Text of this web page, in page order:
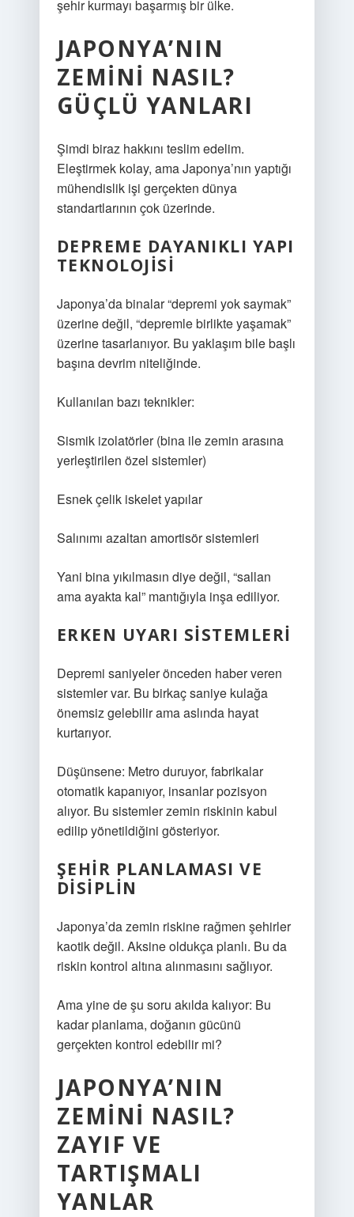
şehir kurmayı başarmış bir ülke.
JAPONYA’NIN
ZEMINI NASIL?
GÜÇLÜ YANLARI
Şimdi biraz hakkını teslim edelim.
Eleştirmek kolay, ama Japonya’nın yaptığı
mühendislik işi gerçekten dünya
standartlarının çok üzerinde.
DEPREME DAYANIKLI YAPI
TEKNOLOJISI
Japonya’da binalar “depremi yok saymak”
üzerine değil, “depremle birlikte yaşamak”
üzerine tasarlanıyor. Bu yaklaşım bile başlı
başına devrim niteliğinde.
Kullanılan bazı teknikler:
Sismik izolatörler (bina ile zemin arasına
yerleştirilen özel sistemler)
Esnek çelik iskelet yapılar
Salınımı azaltan amortisör sistemleri
Yani bina yıkılmasın diye değil, “sallan
ama ayakta kal” mantığıyla inşa ediliyor.
ERKEN UYARI SISTEMLERI
Depremi saniyeler önceden haber veren
sistemler var. Bu birkaç saniye kulağa
önemsiz gelebilir ama aslında hayat
kurtarıyor.
Düşünsene: Metro duruyor, fabrikalar
otomatik kapanıyor, insanlar pozisyon
alıyor. Bu sistemler zemin riskinin kabul
edilip yönetildiğini gösteriyor.
ŞEHIR PLANLAMASI VE
DISIPLIN
Japonya’da zemin riskine rağmen şehirler
kaotik değil. Aksine oldukça planlı. Bu da
riskin kontrol altına alınmasını sağlıyor.
Ama yine de şu soru akılda kalıyor: Bu
kadar planlama, doğanın gücünü
gerçekten kontrol edebilir mi?
JAPONYA’NIN
ZEMINI NASIL?
ZAYIF VE
TARTIŞMALI
YANLAR